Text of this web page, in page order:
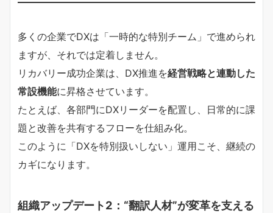
多くの企業でDXは「一時的な特別チーム」で進められ
ますが、それでは定着しません。
リカバリー成功企業は、DX推進を経営戦略と連動した
常設機能に昇格させています。
たとえば、各部門にDXリーダーを配置し、日常的に課
題と改善を共有するフローを仕組み化。
このように「DXを特別扱いしない」運用こそ、継続の
カギになります。
組織アップデート2：“翻訳人材”が変革を支える